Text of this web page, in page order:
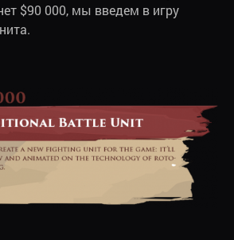
$90 000, мы введем в игру